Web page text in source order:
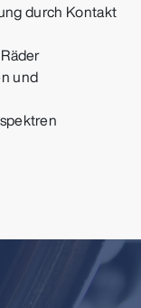
durch Kontakt
und